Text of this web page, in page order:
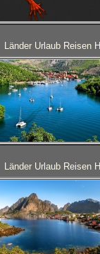
Länder Urlaub Reisen
Länder Urlaub Reisen